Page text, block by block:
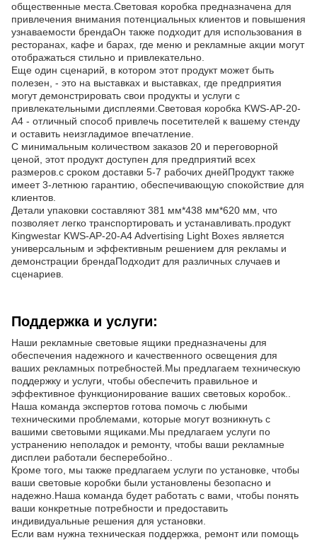
общественные места.Световая коробка предназначена для
привлечения внимания потенциальных клиентов и повышения
узнаваемости брендаОн также подходит для использования в
ресторанах, кафе и барах, где меню и рекламные акции могут
отображаться стильно и привлекательно.
Еще один сценарий, в котором этот продукт может быть
полезен, - это на выставках и выставках, где предприятия
могут демонстрировать свои продукты и услуги с
привлекательными дисплеями.Световая коробка KWS-AP-20-
A4 - отличный способ привлечь посетителей к вашему стенду
и оставить неизгладимое впечатление.
С минимальным количеством заказов 20 и переговорной
ценой, этот продукт доступен для предприятий всех
размеров.с сроком доставки 5-7 рабочих днейПродукт также
имеет 3-летнюю гарантию, обеспечивающую спокойствие для
клиентов.
Детали упаковки составляют 381 мм*438 мм*620 мм, что
позволяет легко транспортировать и устанавливать.продукт
Kingwestar KWS-AP-20-A4 Advertising Light Boxes является
универсальным и эффективным решением для рекламы и
демонстрации брендаПодходит для различных случаев и
сценариев.
Поддержка и услуги:
Наши рекламные световые ящики предназначены для
обеспечения надежного и качественного освещения для
ваших рекламных потребностей.Мы предлагаем техническую
поддержку и услуги, чтобы обеспечить правильное и
эффективное функционирование ваших световых коробок..
Наша команда экспертов готова помочь с любыми
техническими проблемами, которые могут возникнуть с
вашими световыми ящиками.Мы предлагаем услуги по
устранению неполадок и ремонту, чтобы ваши рекламные
дисплеи работали бесперебойно..
Кроме того, мы также предлагаем услуги по установке, чтобы
ваши световые коробки были установлены безопасно и
надежно.Наша команда будет работать с вами, чтобы понять
ваши конкретные потребности и предоставить
индивидуальные решения для установки.
Если вам нужна техническая поддержка, ремонт или помощь